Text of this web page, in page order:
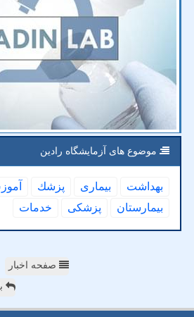
موضوع های آزمایشگاه رادین
بهداشت بیماری پزشك
بیمارستان
پزشكی خدمات
صفحه اخبار